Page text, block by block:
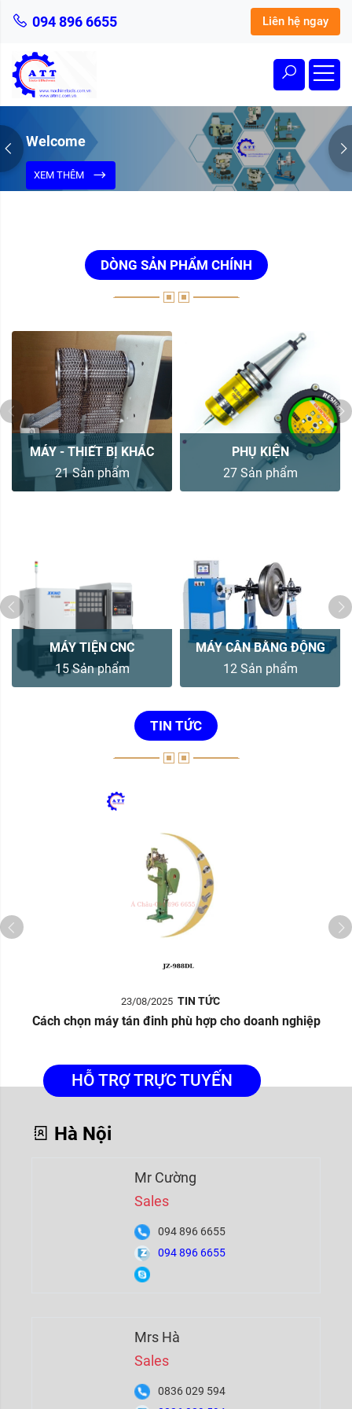
094 896 6655 Liên hệ ngay
Mang Đến Cho Bạn Sản Phẩm Và Dịch Vụ
XEM THÊM
DÒNG SẢN PHẨM CHÍNH
MÁY - THIẾT BỊ KHÁC
21 Sản phẩm
PHỤ KIỆN
27 Sản phẩm
MÁY TIỆN CNC
15 Sản phẩm
MÁY CÂN BẰNG ĐỘNG
12 Sản phẩm
TIN TỨC
23/08/2025 TIN TỨC
Cách chọn máy tán đinh phù hợp cho doanh nghiệp
HỖ TRỢ TRỰC TUYẾN
Hà Nội
Mr Cường
Sales
094 896 6655
094 896 6655
Mrs Hà
Sales
0836 029 594